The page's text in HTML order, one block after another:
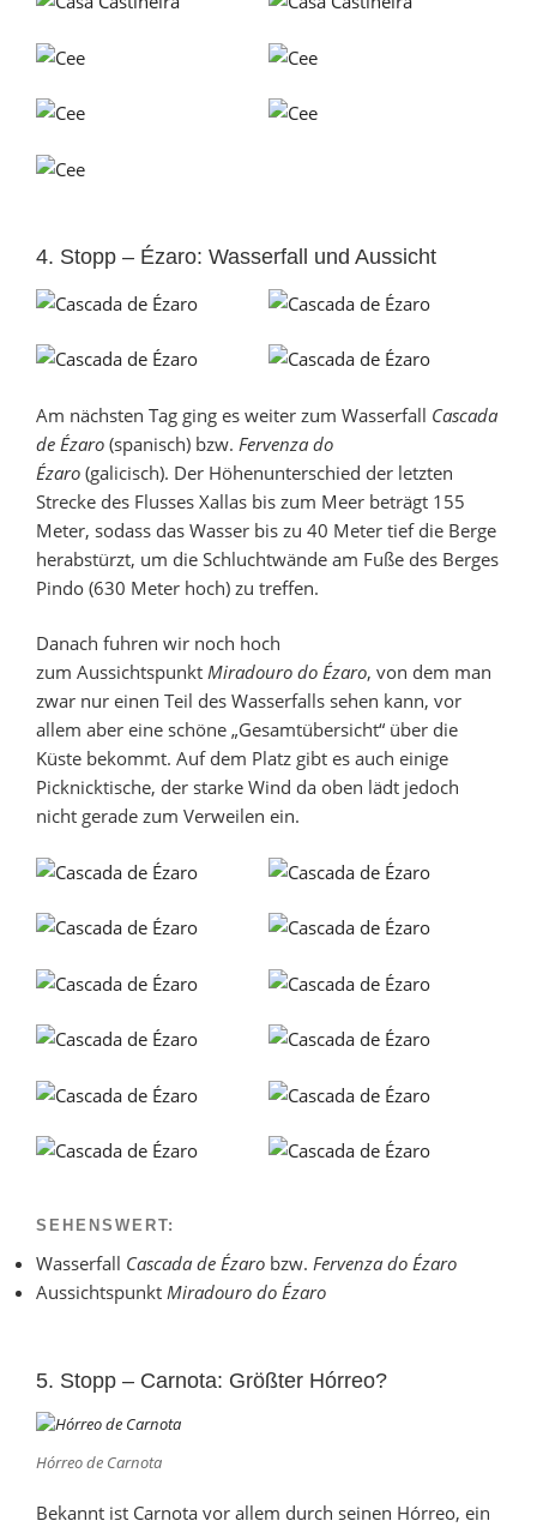
4. Stopp – Ézaro: Wasserfall und Aussicht
Am nächsten Tag ging es weiter zum Wasserfall Cascada
de Ézaro (spanisch) bzw. Fervenza do
Ézaro (galicisch). Der Höhenunterschied der letzten
Strecke des Flusses Xallas bis zum Meer beträgt 155
Meter, sodass das Wasser bis zu 40 Meter tief die Berge
herabstürzt, um die Schluchtwände am Fuße des Berges
Pindo (630 Meter hoch) zu treffen.
Danach fuhren wir noch hoch
zum Aussichtspunkt Miradouro do Ézaro, von dem man
zwar nur einen Teil des Wasserfalls sehen kann, vor
allem aber eine schöne „Gesamtübersicht“ über die
Küste bekommt. Auf dem Platz gibt es auch einige
Picknicktische, der starke Wind da oben lädt jedoch
nicht gerade zum Verweilen ein.
SEHENSWERT:
Wasserfall Cascada de Ézaro bzw. Fervenza do Ézaro
Aussichtspunkt Miradouro do Ézaro
5. Stopp – Carnota: Größter Hórreo?
Hórreo de Carnota
Bekannt ist Carnota vor allem durch seinen Hórreo, ein